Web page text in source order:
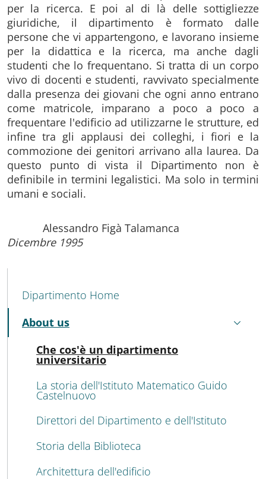
per la ricerca. E poi al di là delle sottigliezze
giuridiche, il dipartimento è formato dalle
persone che vi appartengono, e lavorano insieme
per la didattica e la ricerca, ma anche dagli
studenti che lo frequentano. Si tratta di un corpo
vivo di docenti e studenti, ravvivato specialmente
dalla presenza dei giovani che ogni anno entrano
come matricole, imparano a poco a poco a
frequentare l'edificio ad utilizzarne le strutture, ed
infine tra gli applausi dei colleghi, i fiori e la
commozione dei genitori arrivano alla laurea. Da
questo punto di vista il Dipartimento non è
definibile in termini legalistici. Ma solo in termini
umani e sociali.
Alessandro Figà Talamanca
Dicembre 1995
MENU CEV SECOND NAVIGATION
Dipartimento Home
About us
Active
Che cos'è un dipartimento
universitario
La storia dell'Istituto Matematico Guido
Castelnuovo
Direttori del Dipartimento e dell'Istituto
Storia della Biblioteca
Architettura dell'edificio